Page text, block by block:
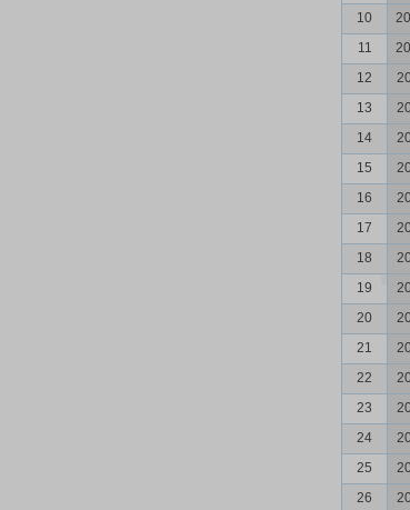
10
11
12
13
14
15
16
17
18
19
20
21
22
23
24
25
26